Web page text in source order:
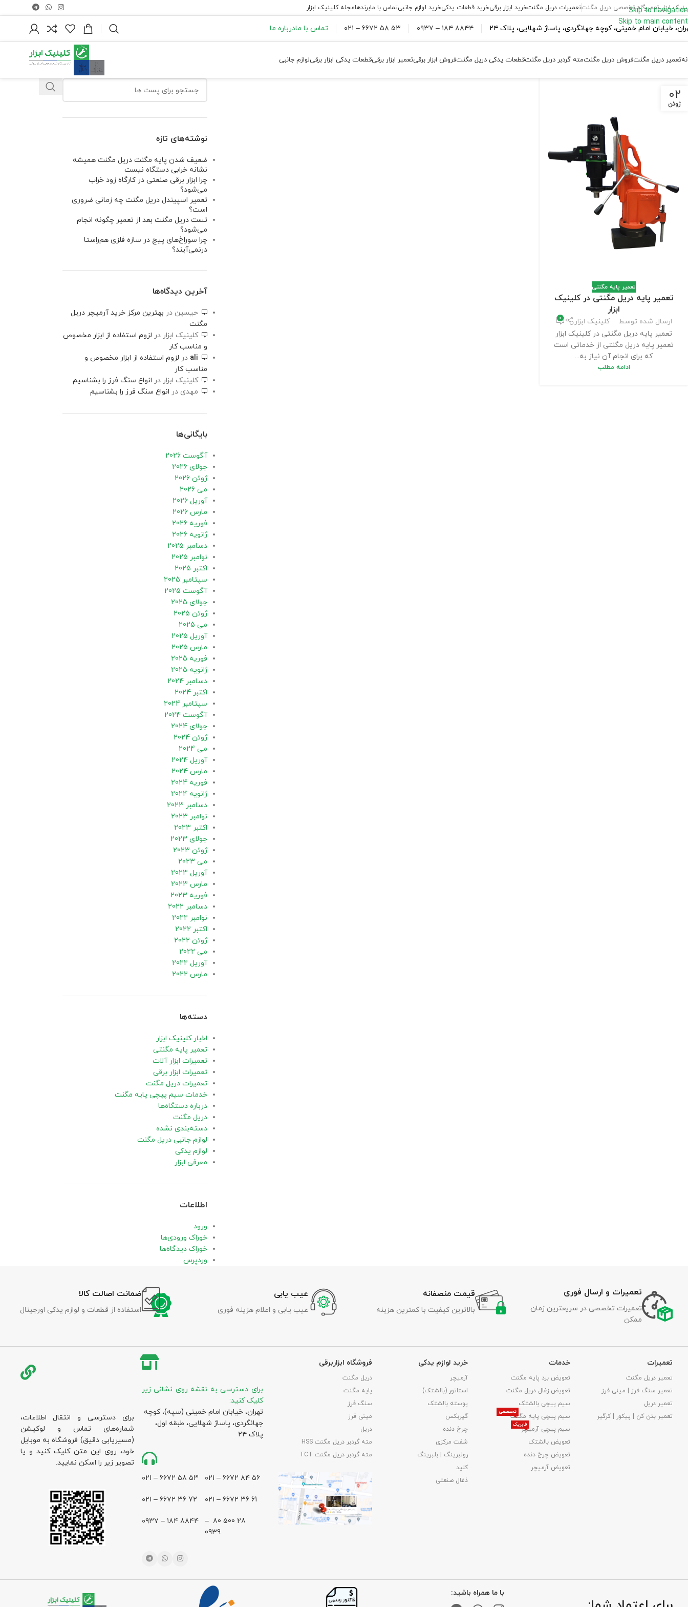
Skip to navigation
Skip to main content
ابزار تعمیرگاه تخصصی دریل مگنتتعمیرات دریل مگنتخرید ابزار برقیخرید قطعات یدکیخرید لوازم جانبیتماس با مابرندهامجله کلینیک ابزار
خیابان امام خمینی، کوچه جهانگردی، پاساژ شهلایی، پلاک ۲۴ ۸۸۴۴ ۱۸۴ – ۰۹۳۷ ۵۳ ۵۸ ۶۶۷۲ – ۰۲۱ تماس با مادرباره ما
تعمیر دریل مگنتفروش دریل مگنتمته گردبر دریل مگنتقطعات یدکی دریل مگنتفروش ابزار برقیتعمیر ابزار برقیقطعات یدکی ابزار برقیلوازم جانبی
02
ژوئن
تعمیر پایه مگنتی
تعمیر پایه دریل مگنتی در کلینیک
ابزار
ارسال شده توسط کلینیک ابزار 0
تعمیر پایه دریل مگنتی در کلینیک ابزار
تعمیر پایه دریل مگنتی از خدماتی است
که برای انجام آن نیاز به...
ادامه مطلب
نوشته‌های تازه
ضعیف شدن پایه مگنت دریل مگنت همیشه
نشانه خرابی دستگاه نیست
چرا ابزار برقی صنعتی در کارگاه زود خراب
می‌شود؟
تعمیر اسپیندل دریل مگنت چه زمانی ضروری
است؟
تست دریل مگنت بعد از تعمیر چگونه انجام
می‌شود؟
چرا سوراخ‌های پیچ در سازه فلزی هم‌راستا
درنمی‌آیند؟
آخرین دیدگاه‌ها
حیسین در بهترین مرکز خرید آرمیچر دریل
مگنت
کلینیک ابزار در لزوم استفاده از ابزار مخصوص
و مناسب کار
ali در لزوم استفاده از ابزار مخصوص و
مناسب کار
کلینیک ابزار در انواع سنگ فرز را بشناسیم
مهدی در انواع سنگ فرز را بشناسیم
بایگانی‌ها
آگوست 2026
جولای 2026
ژوئن 2026
می 2026
آوریل 2026
مارس 2026
فوریه 2026
ژانویه 2026
دسامبر 2025
نوامبر 2025
اکتبر 2025
سپتامبر 2025
آگوست 2025
جولای 2025
ژوئن 2025
می 2025
آوریل 2025
مارس 2025
فوریه 2025
ژانویه 2025
دسامبر 2024
اکتبر 2024
سپتامبر 2024
آگوست 2024
جولای 2024
ژوئن 2024
می 2024
آوریل 2024
مارس 2024
فوریه 2024
ژانویه 2024
دسامبر 2023
نوامبر 2023
اکتبر 2023
جولای 2023
ژوئن 2023
می 2023
آوریل 2023
مارس 2023
فوریه 2023
دسامبر 2022
نوامبر 2022
اکتبر 2022
ژوئن 2022
می 2022
آوریل 2022
مارس 2022
دسته‌ها
اخبار کلینیک ابزار
تعمیر پایه مگنتی
تعمیرات ابزار آلات
تعمیرات ابزار برقی
تعمیرات دریل مگنت
خدمات سیم پیچی پایه مگنت
درباره دستگاه‌ها
دریل مگنت
دسته‌بندی نشده
لوازم جانبی دریل مگنت
لوازم یدکی
معرفی ابزار
اطلاعات
ورود
خوراک ورودی‌ها
خوراک دیدگاه‌ها
وردپرس
تعمیرات و ارسال فوری
تعمیرات تخصصی در سریعترین زمان
ممکن
قیمت منصفانه
بالاترین کیفیت با کمترین هزینه
عیب یابی
عیب یابی و اعلام هزینه فوری
ضمانت اصالت کالا
استفاده از قطعات و لوازم یدکی اورجینال
تعمیرات
تعمیر دریل مگنت
تعمیر سنگ فرز | مینی فرز
تعمیر دریل
تعمیر بتن کن | پیکور | کرگیر
خدمات
تعویض برد پایه مگنت
تعویض زغال دریل مگنت
سیم پیچی بالشتک
سیم پیچی پایه مگنت
تخصصی
سیم پیچی آرمیچر
فابریک
تعویض بالشتک​
تعویض چرخ دنده
تعویض آرمیچر
خرید لوازم یدکی
آرمیچر
استاتور (بالشتک)
پوسته بالشتک
گیربکس
چرخ دنده
شفت مرکزی
رولبرینگ | بلبرینگ
کلید
ذغال صنعتی
فروشگاه ابزاربرقی
دریل مگنت
پایه مگنت
سنگ فرز
مینی فرز
دریل
مته گردبر دریل مگنت HSS
مته گردبر دریل مگنت TCT
برای دسترسی به نقشه روی نشانی زیر
کلیک کنید:
تهران، خیابان امام خمینی (سپه)، کوچه
جهانگردی،‌ پاساژ شهلایی، طبقه اول،
پلاک ۲۴
۵۶ ۸۴ ۶۶۷۲ – ۰۲۱
61 36 ۶۶۷۲ – ۰۲۱
28 500 80 –
0939
۵۳ ۵۸ ۶۶۷۲ – ۰۲۱
72 36 ۶۶۷۲ – ۰۲۱
۸۸۴۴ ۱۸۴ – ۰۹۳۷
برای دسترسی و انتقال اطلاعات،
شماره‌های تماس و لوکیشن
(مسیریابی دقیق) فروشگاه به موبایل
خود، روی این متن کلیک کنید و یا
تصویر زیر را اسکن نمایید.
با ما همراه باشید: